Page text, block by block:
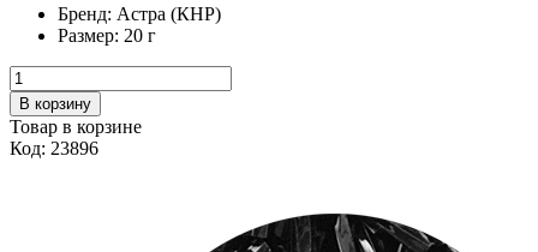
Бренд: Астра (КНР)
Размер: 20 г
В корзину
Товар в корзине
Код: 23896